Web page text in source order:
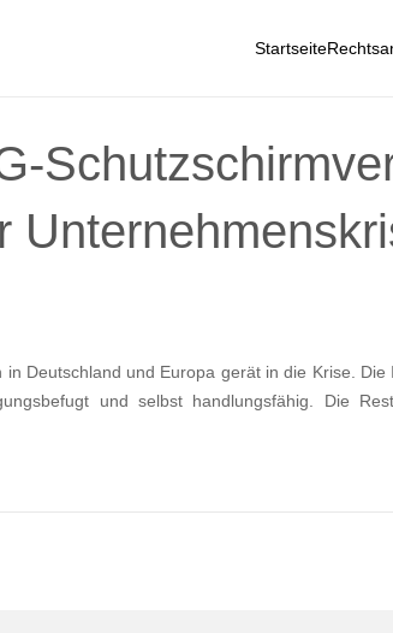
Startseite
Deutschland und Europa gerät in die Krise.
und selbst handlungsfähig. Die